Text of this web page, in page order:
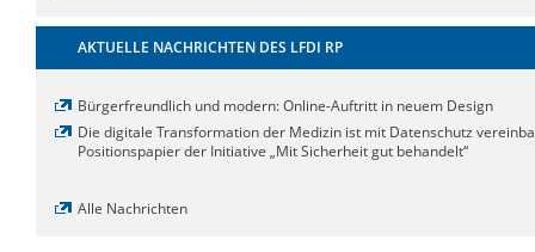
AKTUELLE NACHRICHTEN DES LFDI RP
Bürgerfreundlich und modern: Online-Auftritt in neuem Design
Die digitale Transformation der Medizin ist mit Datenschutz
Positionspapier der Initiative „Mit Sicherheit gut behandelt“
Alle Nachrichten